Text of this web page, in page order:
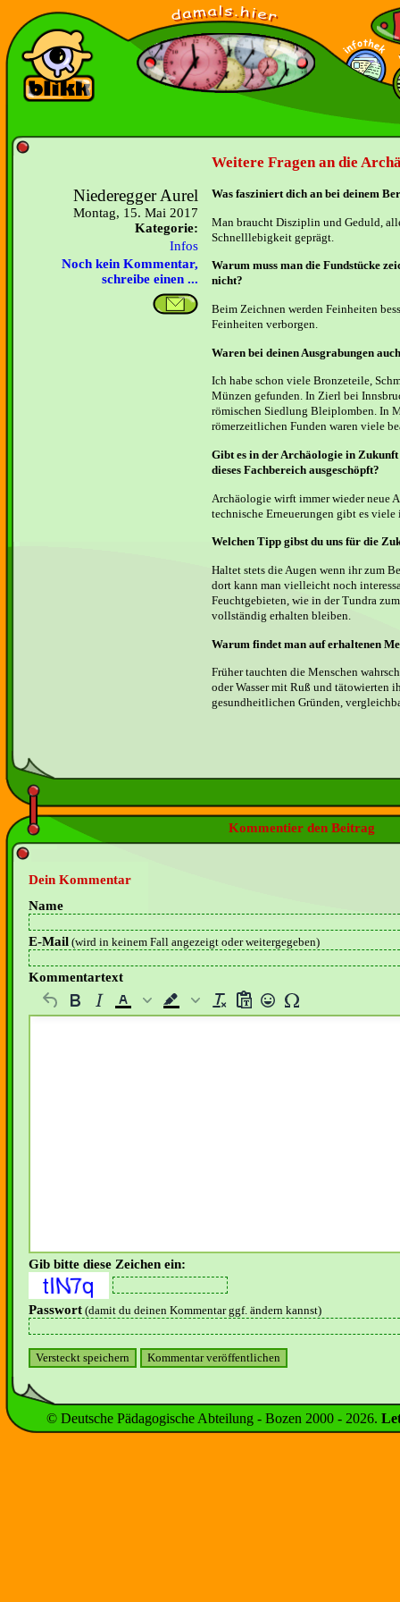
Weitere Fragen an die
Niederegger Aurel
Montag, 15. Mai 2017
Kategorie:
Infos
Noch kein Kommentar,
schreibe einen ...
Was fasziniert dich an bei deinem
Man braucht Disziplin und Geduld,
Schnelllebigkeit geprägt.
Warum muss man die Fundstücke
nicht?
Beim Zeichnen werden Feinheiten
Feinheiten verborgen.
Waren bei deinen Ausgrabungen
Ich habe schon viele Bronzeteile,
Münzen gefunden. In Zierl bei
römischen Siedlung Bleiplomben. In
römerzeitlichen Funden waren viele
Gibt es in der Archäologie in
dieses Fachbereich ausgeschöpft?
Archäologie wirft immer wieder neue
technische Erneuerungen gibt es viele
Welchen Tipp gibst du uns für die
Haltet stets die Augen wenn ihr zum
dort kann man vielleicht noch
Feuchtgebieten, wie in der Tundra
vollständig erhalten bleiben.
Warum findet man auf erhaltenen
Früher tauchten die Menschen
oder Wasser mit Ruß und tätowierten
gesundheitlichen Gründen,
Kommentier den Beitrag
Dein Kommentar
Name
E-Mail (wird in keinem Fall angezeigt oder weitergegeben)
Kommentartext
Gib bitte diese Zeichen ein:
Passwort (damit du deinen Kommentar ggf. ändern kannst)
© Deutsche Pädagogische Abteilung - Bozen 2000 - 2026.